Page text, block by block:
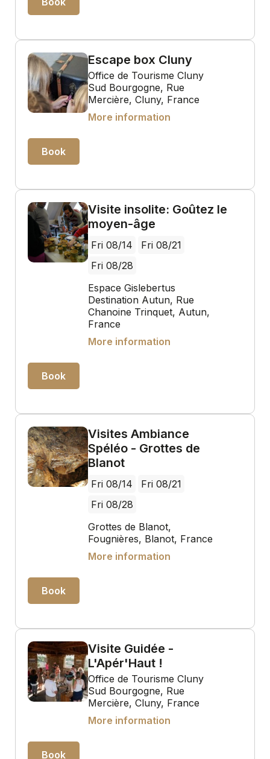
Escape box Cluny
Office de Tourisme Cluny
Sud Bourgogne, Rue
Mercière, Cluny, France
More information
Book
Visite insolite: Goûtez le
moyen-âge
Fri 08/14
Fri 08/21
Fri 08/28
Espace Gislebertus
Destination Autun, Rue
Chanoine Trinquet, Autun,
France
More information
Book
Visites Ambiance
Spéléo - Grottes de
Blanot
Fri 08/14
Fri 08/21
Fri 08/28
Grottes de Blanot,
Fougnières, Blanot, France
More information
Book
Visite Guidée -
L'Apér'Haut !
Office de Tourisme Cluny
Sud Bourgogne, Rue
Mercière, Cluny, France
More information
Book